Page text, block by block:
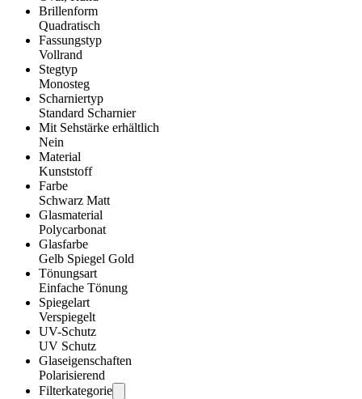
Brillenform
Quadratisch
Fassungstyp
Vollrand
Stegtyp
Monosteg
Scharniertyp
Standard Scharnier
Mit Sehstärke erhältlich
Nein
Material
Kunststoff
Farbe
Schwarz Matt
Glasmaterial
Polycarbonat
Glasfarbe
Gelb Spiegel Gold
Tönungsart
Einfache Tönung
Spiegelart
Verspiegelt
UV-Schutz
UV Schutz
Glaseigenschaften
Polarisierend
Filterkategorie